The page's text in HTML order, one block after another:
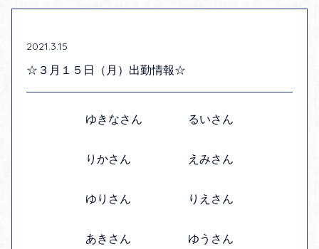
2021.3.15
☆３月１５日（月）出勤情報☆
ゆきなさん るいさん
りかさん えみさん
ゆりさん りえさん
あきさん ゆうさん